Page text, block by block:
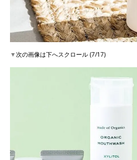
▼次の画像は下へスクロール (7/17)